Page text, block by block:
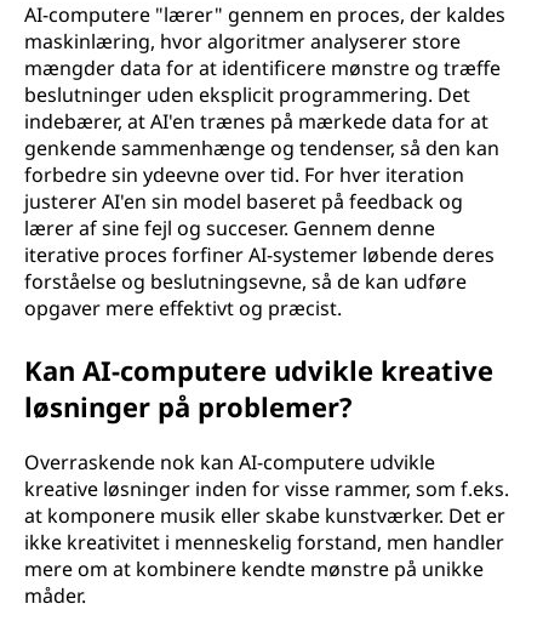
AI-computere "lærer" gennem en proces, der kaldes
maskinlæring, hvor algoritmer analyserer store
mængder data for at identificere mønstre og træffe
beslutninger uden eksplicit programmering. Det
indebærer, at AI'en trænes på mærkede data for at
genkende sammenhænge og tendenser, så den kan
forbedre sin ydeevne over tid. For hver iteration
justerer AI'en sin model baseret på feedback og
lærer af sine fejl og succeser. Gennem denne
iterative proces forfiner AI-systemer løbende deres
forståelse og beslutningsevne, så de kan udføre
opgaver mere effektivt og præcist.
Kan AI-computere udvikle kreative
løsninger på problemer?
Overraskende nok kan AI-computere udvikle
kreative løsninger inden for visse rammer, som f.eks.
at komponere musik eller skabe kunstværker. Det er
ikke kreativitet i menneskelig forstand, men handler
mere om at kombinere kendte mønstre på unikke
måder.